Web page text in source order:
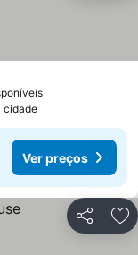
cidade
Ver preços
Partilhar